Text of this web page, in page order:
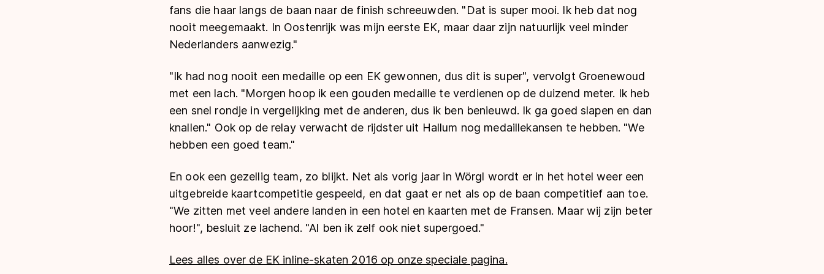
fans die haar langs de baan naar de finish schreeuwden. "Dat is super mooi. Ik heb dat nog
nooit meegemaakt. In Oostenrijk was mijn eerste EK, maar daar zijn natuurlijk veel minder
Nederlanders aanwezig."
"Ik had nog nooit een medaille op een EK gewonnen, dus dit is super", vervolgt Groenewoud
met een lach. "Morgen hoop ik een gouden medaille te verdienen op de duizend meter. Ik heb
een snel rondje in vergelijking met de anderen, dus ik ben benieuwd. Ik ga goed slapen en dan
knallen." Ook op de relay verwacht de rijdster uit Hallum nog medaillekansen te hebben. "We
hebben een goed team."
En ook een gezellig team, zo blijkt. Net als vorig jaar in Wörgl wordt er in het hotel weer een
uitgebreide kaartcompetitie gespeeld, en dat gaat er net als op de baan competitief aan toe.
"We zitten met veel andere landen in een hotel en kaarten met de Fransen. Maar wij zijn beter
hoor!", besluit ze lachend. "Al ben ik zelf ook niet supergoed."
Lees alles over de EK inline-skaten 2016 op onze speciale pagina.